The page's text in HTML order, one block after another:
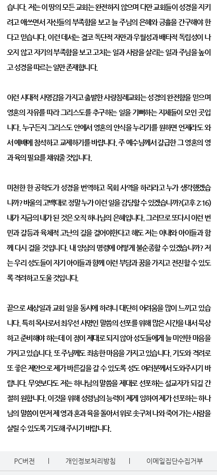
습니다. 저는 이 땅의 모든 교회는 완전하지 않으며 다만 교회들이 성경을 지키
려고 애쓰면서 자신들의 부족함을 보고 늘 주님의 은혜와 긍휼을 간구해야 한
다고 믿습니다. 이런 데서는 결코 독단적 자만과 우월성과 배타적 독립성이 나
오지 않고 자기의 부족함을 보고 고치는 일과 사람을 살리는 일과 주님을 높이
고 성경을 따르는 일만 존재합니다.
이런 시대적 사명감을 가지고 출발한 사랑침례교회는 성경의 완전함을 믿으며
영혼의 자유를 따라 그리스도를 추구하는 일을 기뻐하는 지체들이 모인 곳입
니다. 누구든지 그리스도 안에서 영혼의 안식을 누리기를 원하면 언제라도 와
서 예배에 참석하고 교제하기를 바랍니다. 주 예수님께서 갈급한 그 영혼의 영
과 육의 필요를 채워줄 것입니다.
미천한 한 공학도가 성경을 번역하고 목회 사역을 하리라고 누가 생각했겠습
니까? 바울의 고백대로 정말 누가 이런 일을 감당할 수 있겠습니까?(고후 2:16)
내가 지금의 내가 된 것은 오직 하나님의 은혜입니다. 그러므로 또다시 이런 번
민과 갈등과 육체적 고난의 길을 걸어야한다고 해도 저는 아내와 아이들과 함
께 다시 걸을 것입니다. 내 양심의 명령에 어떻게 불순종할 수 있겠습니까? 저
는 우리 성도들이 자기 아이들과 함께 이런 부담과 꿈을 가지고 전진할 수 있도
록 격려하고 도울 것입니다.
끝으로 세상일과 교회 일을 동시에 하려니 대단히 어려움을 많이 느끼고 있습
니다. 특히 목사로서 최우선 사명인 말씀의 선포를 위해 많은 시간을 내서 묵상
하고 준비해야 하는데 이 점이 제대로 되지 않아 성도들에게 늘 미안한 마음을
가지고 있습니다. 또 주님께도 죄송한 마음을 가지고 있습니다. 기도와 격려로
또 좋은 제안으로 제가 바른길을 갈 수 있도록 성도 여러분께서 도와주시기 바
랍니다. 무엇보다도 저는 하나님의 말씀을 제대로 선포하는 설교자가 되길 간
절히 원합니다. 이것을 위해 성령님의 능력이 제게 임하여 제가 선포하는 하나
님의 말씀이 먼저 제 영과 혼과 육을 돌아서 위로 솟구쳐 나와 죽어 가는 사람을
살릴 수 있도록 기도해 주시기 바랍니다.
PC버전 개인정보처리방침 이메일집단수집거부